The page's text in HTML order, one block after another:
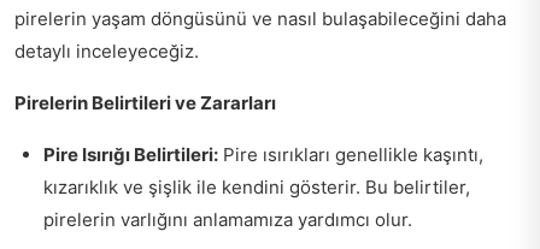
pirelerin yaşam döngüsünü ve nasıl bulaşabileceğini daha
detaylı inceleyeceğiz.
Pirelerin Belirtileri ve Zararları
Pire Isırığı Belirtileri: Pire ısırıkları genellikle kaşıntı,
kızarıklık ve şişlik ile kendini gösterir. Bu belirtiler,
pirelerin varlığını anlamamıza yardımcı olur.